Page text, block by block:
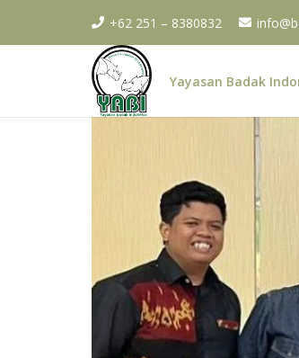
+62 251 – 8380832
Yayasan Badak